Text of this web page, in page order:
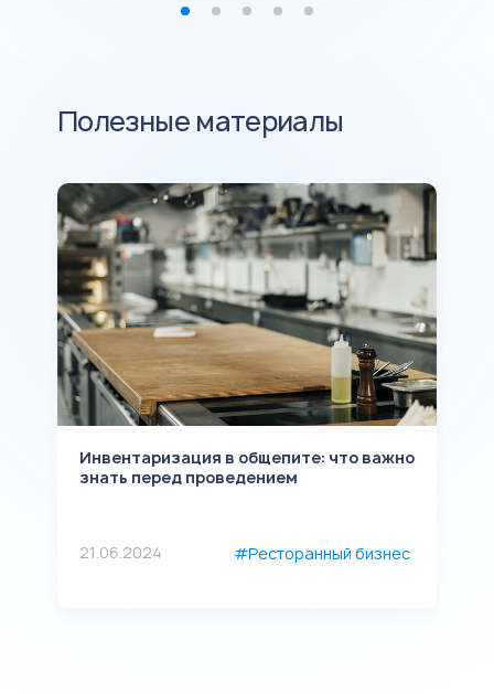
Полезные материалы
Инвентаризация в общепите: что важно
знать перед проведением
21.06.2024 #Ресторанный бизнес